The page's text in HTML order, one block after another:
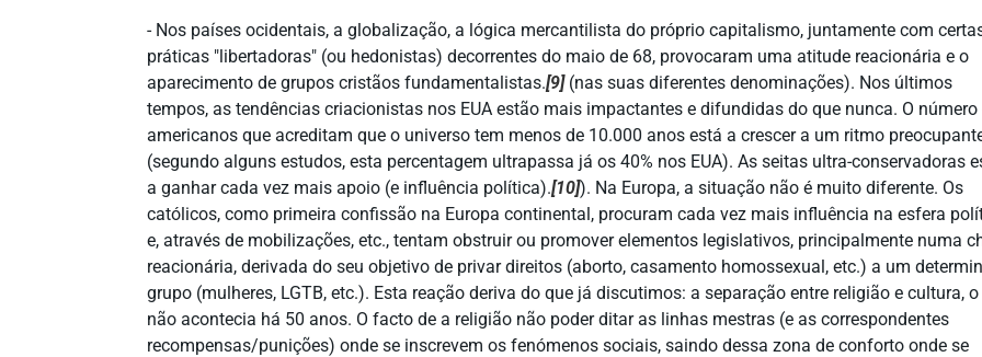
- Nos países ocidentais, a globalização, a lógica mercantilista do próprio capitalismo, juntamente com
práticas "libertadoras" (ou hedonistas) decorrentes do maio de 68, provocaram uma atitude reacionária e o
aparecimento de grupos cristãos fundamentalistas.[9](nas suas diferentes denominações). Nos últimos
tempos, as tendências criacionistas nos EUA estão mais impactantes e difundidas do que nunca. O número
americanos que acreditam que o universo tem menos de 10.000 anos está a crescer a um ritmo
(segundo alguns estudos, esta percentagem ultrapassa já os 40% nos EUA). As seitas ultra-conservadoras
a ganhar cada vez mais apoio (e influência política).[10]). Na Europa, a situação não é muito diferente. Os
católicos, como primeira confissão na Europa continental, procuram cada vez mais influência na esfera
e, através de mobilizações, etc., tentam obstruir ou promover elementos legislativos, principalmente numa
reacionária, derivada do seu objetivo de privar direitos (aborto, casamento homossexual, etc.) a um
grupo (mulheres, LGTB, etc.). Esta reação deriva do que já discutimos: a separação entre religião e cultura,
não acontecia há 50 anos. O facto de a religião não poder ditar as linhas mestras (e as correspondentes
recompensas/punições) onde se inscrevem os fenómenos sociais, saindo dessa zona de conforto onde se